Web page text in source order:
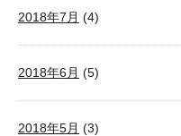
2018年7月 (4)
2018年6月 (5)
2018年5月 (3)